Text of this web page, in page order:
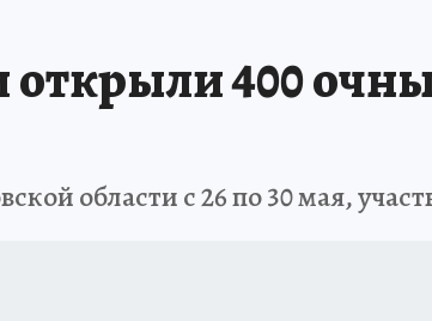
открыли 400
области с 26 по 30 мая,